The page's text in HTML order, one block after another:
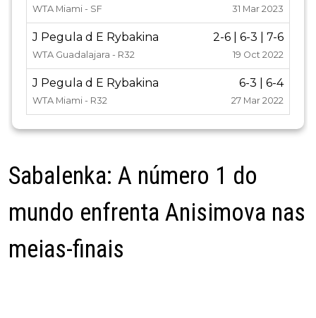
WTA Miami - SF 31 Mar 2023
J Pegula d E Rybakina
WTA Guadalajara - R32
2-6 | 6-3 | 7-6
19 Oct 2022
J Pegula d E Rybakina
WTA Miami - R32
6-3 | 6-4
27 Mar 2022
Sabalenka: A número 1 do
mundo enfrenta Anisimova nas
meias-finais